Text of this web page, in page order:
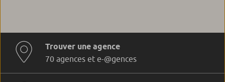
Trouver une agence
70 agences et e-@gences